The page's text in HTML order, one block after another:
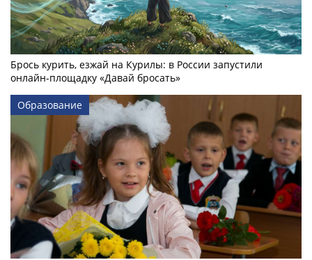
Брось курить, езжай на Курилы: в России запустили
онлайн-­площадку «Давай бросать»
Образование